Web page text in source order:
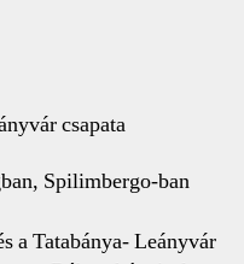
csapata
Spilimbergo-ban
a Tatabánya- Leányvár